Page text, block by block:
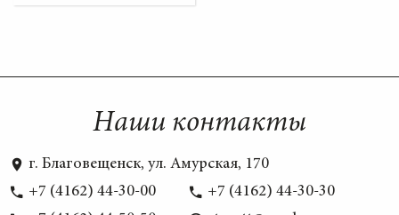
Наши контакты
г. Благовещенск, ул. Амурская, 170
+7 (4162) 44-30-00
+7 (4162) 44-30-30